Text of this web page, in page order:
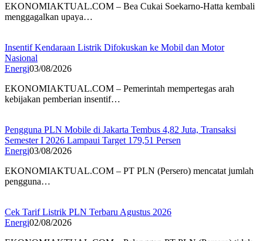
EKONOMIAKTUAL.COM – Bea Cukai Soekarno-Hatta kembali
menggagalkan upaya…
Insentif Kendaraan Listrik Difokuskan ke Mobil dan Motor
Nasional
Energi03/08/2026
EKONOMIAKTUAL.COM – Pemerintah mempertegas arah
kebijakan pemberian insentif…
Pengguna PLN Mobile di Jakarta Tembus 4,82 Juta, Transaksi
Semester I 2026 Lampaui Target 179,51 Persen
Energi03/08/2026
EKONOMIAKTUAL.COM – PT PLN (Persero) mencatat jumlah
pengguna…
Cek Tarif Listrik PLN Terbaru Agustus 2026
Energi02/08/2026